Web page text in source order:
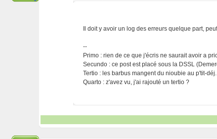
Il doit y avoir un log des erreurs quelque part,
--
Primo : rien de ce que j'écris ne saurait avoir a
Secundo : ce post est placé sous la DSSL
Tertio : les barbus mangent du nioubie au p'tit-déj.
Quarto : z'avez vu, j'ai rajouté un tertio ?